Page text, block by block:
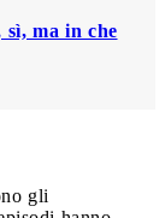
sì, ma in che
gli